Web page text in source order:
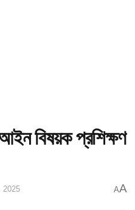
আইন বিষয়ক প্রশিক্ষণ
2025 AA